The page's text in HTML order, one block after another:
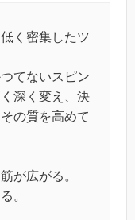
く密集したツ
てないスピン
深く変え、決
の質を高めて
が広がる。
。